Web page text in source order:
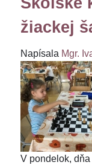
žiackej
Napísala Mgr.
V pondelok,